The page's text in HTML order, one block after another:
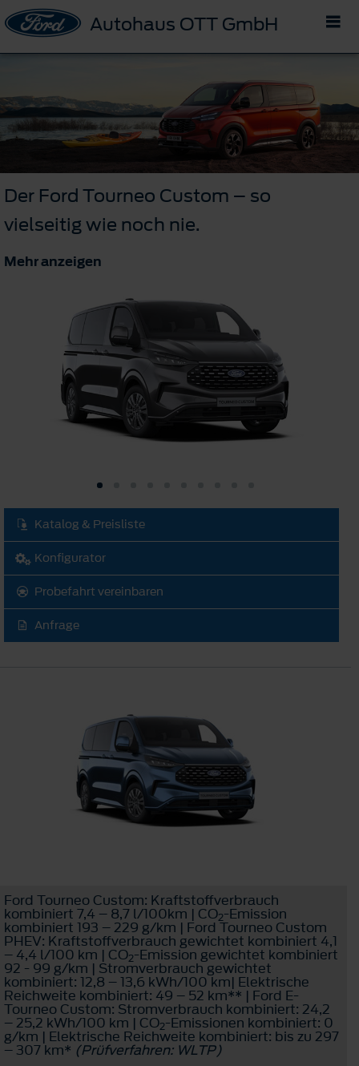
Autohaus OTT GmbH
Der Ford Tourneo Custom – so
vielseitig wie noch nie.
Mehr anzeigen
Katalog & Preisliste
Konfigurator
Probefahrt vereinbaren
Anfrage
Ford Tourneo Custom: Kraftstoffverbrauch
kombiniert 7,4 – 8,7 l/100km | CO2-Emission
kombiniert 193 – 229 g/km | Ford Tourneo Custom
PHEV: Kraftstoffverbrauch gewichtet kombiniert 4,1
– 4,4 l/100 km | CO2-Emission gewichtet kombiniert
92 - 99 g/km | Stromverbrauch gewichtet
kombiniert: 12,8 – 13,6 kWh/100 km| Elektrische
Reichweite kombiniert: 49 – 52 km** | Ford E-
Tourneo Custom: Stromverbrauch kombiniert: 24,2
– 25,2 kWh/100 km | CO2-Emissionen kombiniert: 0
g/km | Elektrische Reichweite kombiniert: bis zu 297
– 307 km* (Prüfverfahren: WLTP)